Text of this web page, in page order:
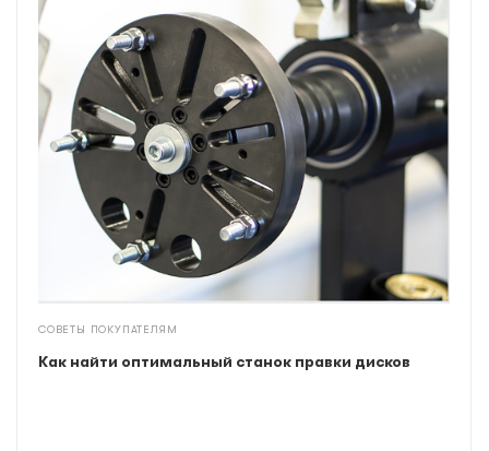
СОВЕТЫ ПОКУПАТЕЛЯМ
Как найти оптимальный станок правки дисков